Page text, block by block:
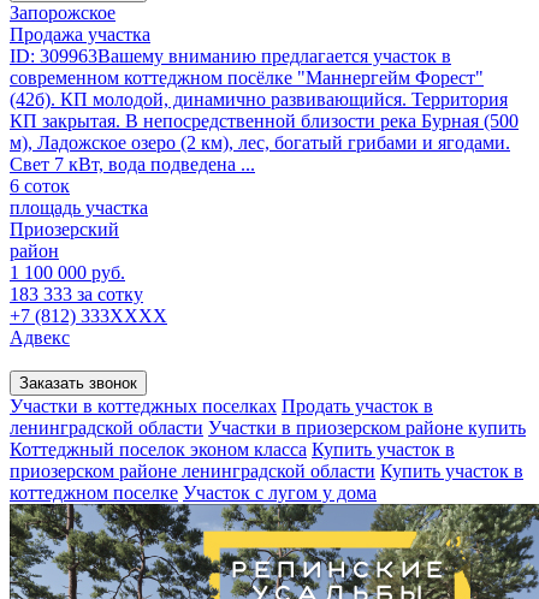
Запорожское
Продажа участка
ID: 309963Вашему вниманию предлагается участок в
современном коттеджном посёлке "Маннергейм Форест"
(42б). КП молодой, динамично развивающийся. Территория
КП закрытая. В непосредственной близости река Бурная (500
м), Ладожское озеро (2 км), лес, богатый грибами и ягодами.
Свет 7 кВт, вода подведена ...
6 соток
площадь участка
Приозерский
район
1 100 000 руб.
183 333 за сотку
+7 (812) 333XXXX
Адвекс
Заказать звонок
Участки в коттеджных поселках Продать участок в
ленинградской области Участки в приозерском районе купить
Коттеджный поселок эконом класса Купить участок в
приозерском районе ленинградской области Купить участок в
коттеджном поселке Участок с лугом у дома